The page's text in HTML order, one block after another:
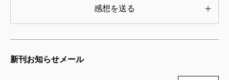
なるのだが、そのきっかけは冴子にあった。
れた。そこで彼女は右眼に光を感じ、そして“過去”を観
た。彼女の右眼は、自分と婚約者を乗せたバイクを目
感想を送る
新刊お知らせメール